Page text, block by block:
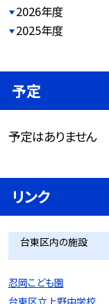
2026年度
2025年度
予定
予定はありません
リンク
台東区内の施設
忍岡こども園
台東区立上野中学校